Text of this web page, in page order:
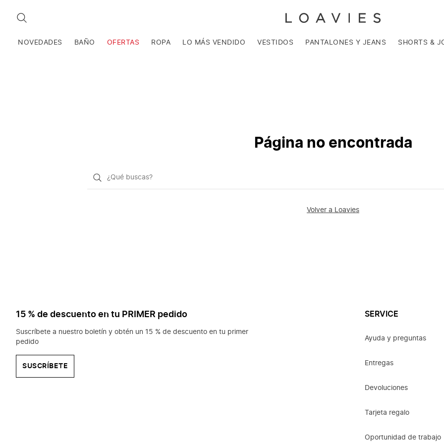
BUSCAR
NOVEDADES BAÑO OFERTAS ROPA LO MÁS VENDIDO VESTIDOS PANTALONES Y JEANS SHORTS &
Página no encontrada
¿Qué
Volver a Loavies
15 % de descuento en tu PRIMER pedido
Suscríbete a nuestro boletín y obtén un 15 % de descuento en tu primer
pedido
SUSCRÍBETE
SERVICE
Ayuda y preguntas
Entregas
Devoluciones
Tarjeta regalo
Oportunidad de trabajo